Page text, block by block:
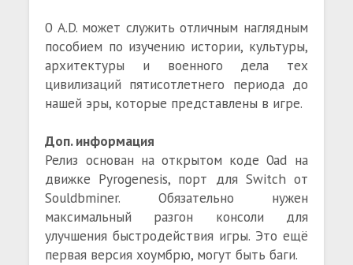
0 A.D. может служить отличным наглядным
пособием по изучению истории, культуры,
архитектуры и военного дела тех
цивилизаций пятисотлетнего периода до
нашей эры, которые представлены в игре.
Доп. информация
Релиз основан на открытом коде 0ad на
движке Pyrogenesis, порт для Switch от
Souldbminer. Обязательно нужен
максимальный разгон консоли для
улучшения быстродействия игры. Это ещё
первая версия хоумбрю, могут быть баги.